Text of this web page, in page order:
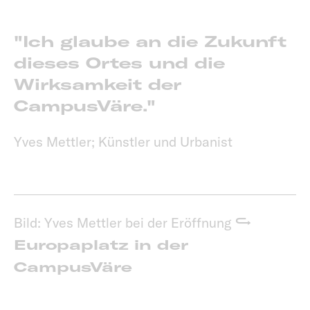
"Ich glaube an die Zukunft
dieses Ortes und die
Wirksamkeit der
CampusVäre."
Yves Mettler; Künstler und Urbanist
Bild: Yves Mettler bei der Eröffnung
Europaplatz in der
CampusVäre